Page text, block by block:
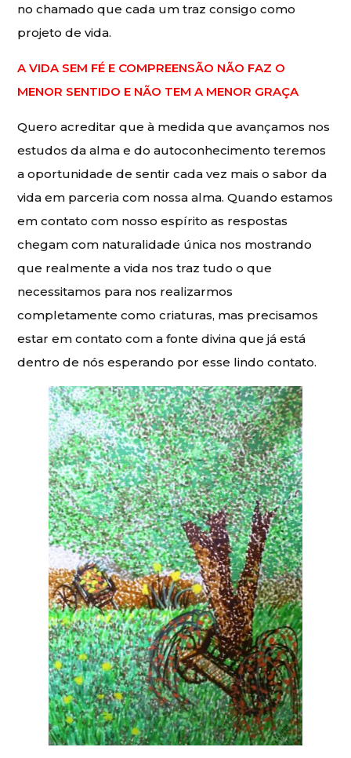
no chamado que cada um traz consigo como
projeto de vida.
A VIDA SEM FÉ E COMPREENSÃO NÃO FAZ O
MENOR SENTIDO E NÃO TEM A MENOR GRAÇA
Quero acreditar que à medida que avançamos nos
estudos da alma e do autoconhecimento teremos
a oportunidade de sentir cada vez mais o sabor da
vida em parceria com nossa alma. Quando estamos
em contato com nosso espírito as respostas
chegam com naturalidade única nos mostrando
que realmente a vida nos traz tudo o que
necessitamos para nos realizarmos
completamente como criaturas, mas precisamos
estar em contato com a fonte divina que já está
dentro de nós esperando por esse lindo contato.